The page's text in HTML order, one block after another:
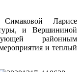
Ларисе
и Вершининой
районным
и теплый